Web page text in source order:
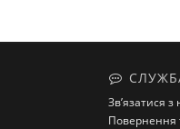
Зв’язатися
Повернення